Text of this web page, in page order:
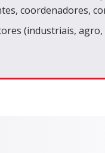
coordenadores,
(industriais, agro,